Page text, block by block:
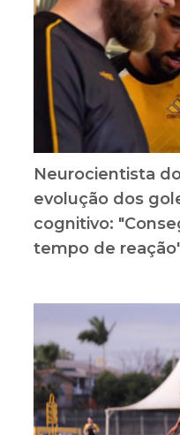
Neurocientista
evolução dos
cognitivo:
tempo de